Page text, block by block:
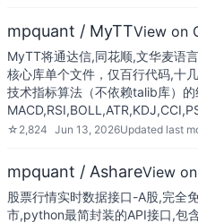
mpquant / MyTTView on
MyTT将通达信,同花顺,文华麦语
核心库单个文件，仅百行代码,十
技术指标算法（不依赖talib库）
☆ 2,824 Jun 13, 2026Updated last
mpquant / AshareView
股票行情实时数据接口-A股,完全
市,python最简封装的API接口,包